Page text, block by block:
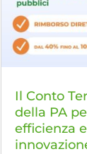
Il Conto
della PA
efficienza